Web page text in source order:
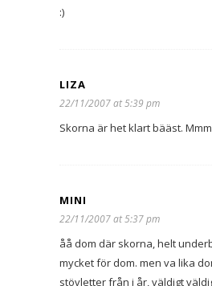
:)
LIZA
22/11/2007 at 5:39 pm
Skorna är het klart bääst.
MINI
22/11/2007 at 5:37 pm
åå dom där skorna, helt
mycket för dom. men va lika
stövletter från i år, väldigt